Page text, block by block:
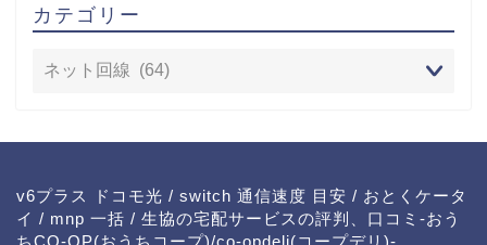
カテゴリー
v6プラス ドコモ光 / switch 通信速度 目安 / おとくケータ
イ / mnp 一括 / 生協の宅配サービスの評判、口コミ-おう
ちCO-OP(おうちコープ)/co-opdeli(コープデリ)-